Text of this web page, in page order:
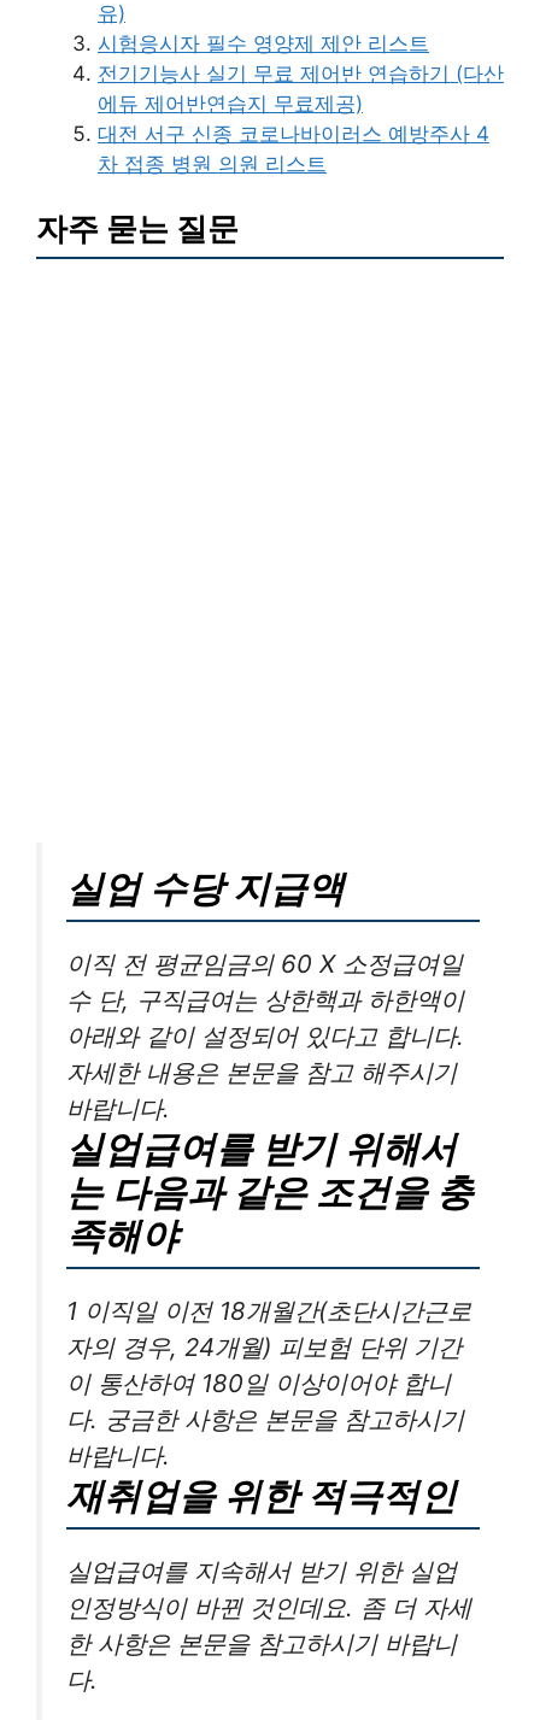
유)
시험응시자 필수 영양제 제안 리스트
전기기능사 실기 무료 제어반 연습하기 (다산
에듀 제어반연습지 무료제공)
대전 서구 신종 코로나바이러스 예방주사 4
차 접종 병원 의원 리스트
자주 묻는 질문
실업 수당 지급액
이직 전 평균임금의 60 X 소정급여일
수 단, 구직급여는 상한핵과 하한액이
아래와 같이 설정되어 있다고 합니다.
자세한 내용은 본문을 참고 해주시기
바랍니다.
실업급여를 받기 위해서
는 다음과 같은 조건을 충
족해야
1 이직일 이전 18개월간(초단시간근로
자의 경우, 24개월) 피보험 단위 기간
이 통산하여 180일 이상이어야 합니
다. 궁금한 사항은 본문을 참고하시기
바랍니다.
재취업을 위한 적극적인
실업급여를 지속해서 받기 위한 실업
인정방식이 바뀐 것인데요. 좀 더 자세
한 사항은 본문을 참고하시기 바랍니
다.